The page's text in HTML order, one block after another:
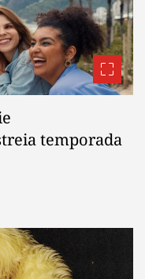
temporada